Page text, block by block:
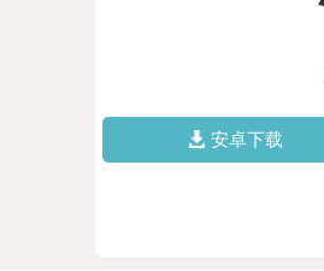
安卓下载